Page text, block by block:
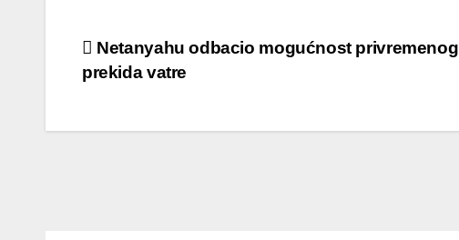
Post
navigation
Netanyahu odbacio mogućnost privremenog
prekida vatre